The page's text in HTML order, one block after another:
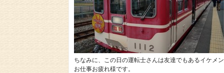
ちなみに、この日の運転士さんは友達でもあるイケメン
お仕事お疲れ様です。